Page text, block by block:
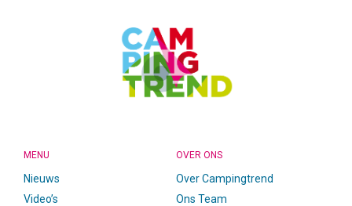
MENU
Nieuws
Video’s
OVER ONS
Over Campingtrend
Ons Team